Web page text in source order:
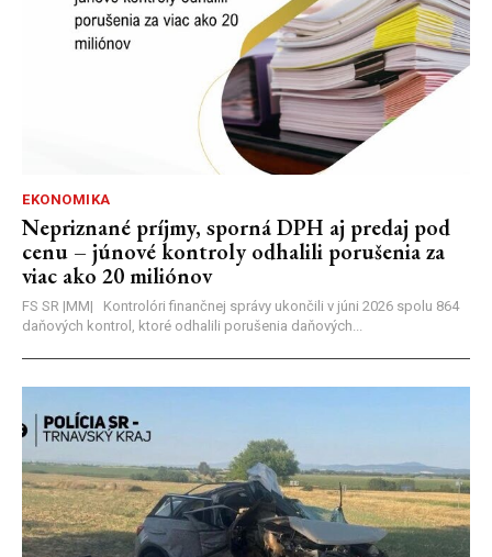
EKONOMIKA
Nepriznané príjmy, sporná DPH aj predaj pod
cenu – júnové kontroly odhalili porušenia za
viac ako 20 miliónov
FS SR |MM| Kontrolóri finančnej správy ukončili v júni 2026 spolu 864
daňových kontrol, ktoré odhalili porušenia daňových...